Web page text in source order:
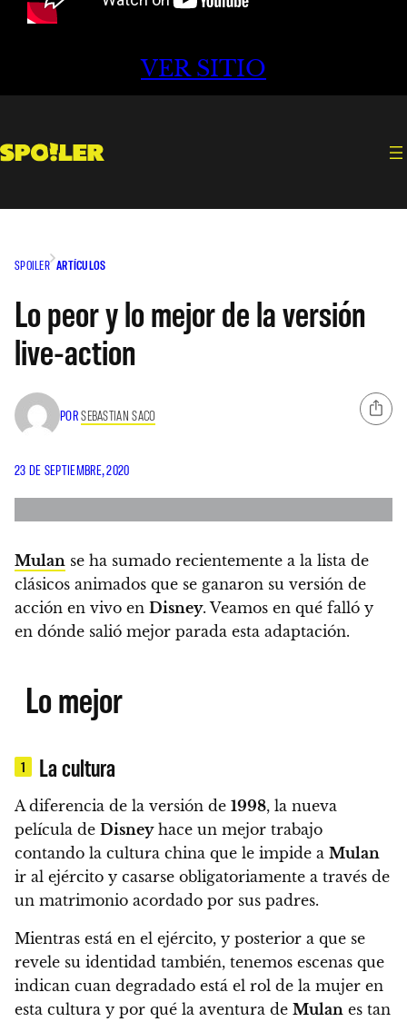
VER SITIO
SPOILER ARTÍCULOS
Lo peor y lo mejor de la versión
live-action
PORSEBASTIAN SACO
23 DE SEPTIEMBRE, 2020
Mulan se ha sumado recientemente a la lista de
clásicos animados que se ganaron su versión de
acción en vivo en Disney.Veamos en qué falló y
en dónde salió mejor parada esta adaptación.
Lo mejor
1 La cultura
A diferencia de la versión de 1998, la nueva
película de Disneyhace un mejor trabajo
contando la cultura china que le impide a Mulan
ir al ejército y casarse obligatoriamente a través de
un matrimonio acordado por sus padres.
Mientras está en el ejército, y posterior a que se
revele su identidad también, tenemos escenas que
indican cuan degradado está el rol de la mujer en
esta cultura y por qué la aventura de Mulan es tan